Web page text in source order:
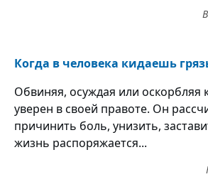
Когда в человека кидаешь
Обвиняя, осуждая или оскорбляя
уверен в своей правоте. Он
причинить боль, унизить,
жизнь распоряжается...